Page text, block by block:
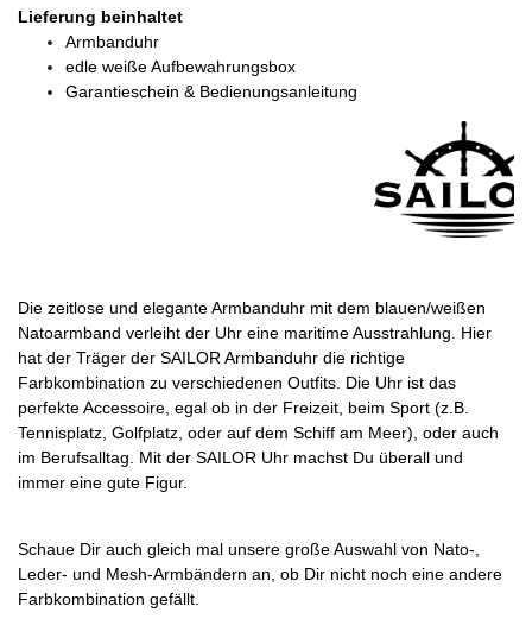
Lieferung beinhaltet
Armbanduhr
edle weiße Aufbewahrungsbox
Garantieschein & Bedienungsanleitung
Die zeitlose und elegante Armbanduhr mit dem blauen/weißen
Natoarmband verleiht der Uhr eine maritime Ausstrahlung. Hier
hat der Träger der SAILOR Armbanduhr die richtige
Farbkombination zu verschiedenen Outfits. Die Uhr ist das
perfekte Accessoire, egal ob in der Freizeit, beim Sport (z.B.
Tennisplatz, Golfplatz, oder auf dem Schiff am Meer), oder auch
im Berufsalltag. Mit der SAILOR Uhr machst Du überall und
immer eine gute Figur.
Schaue Dir auch gleich mal unsere große Auswahl von Nato-,
Leder- und Mesh-Armbändern an, ob Dir nicht noch eine andere
Farbkombination gefällt.